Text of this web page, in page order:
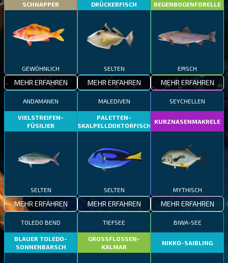
SCHNAPPER
GEWÖHNLICH
MEHR ERFAHREN
DRÜCKERFISCH
SELTEN
MEHR ERFAHREN
REGENBOGENFORELLE
EPISCH
MEHR ERFAHREN
ANDAMANEN
VIELSTREIFEN-
FÜSILIER
SELTEN
MEHR ERFAHREN
MALEDIVEN
PALETTEN-
SKALPELLDOKTORFISCH
SELTEN
MEHR ERFAHREN
SEYCHELLEN
KURZNASENMAKRELE
MYTHISCH
MEHR ERFAHREN
TOLEDO BEND
BLAUER TOLEDO-
SONNENBARSCH
TIEFSEE
GROSSFLOSSEN-
KALMAR
BIWA-SEE
NIKKO-SAIBLING